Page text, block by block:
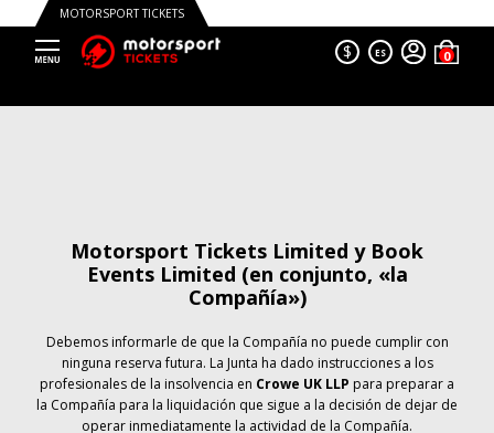
MOTORSPORT TICKETS
$ ES
Motorsport Tickets Limited y Book
Events Limited (en conjunto, «la
Compañía»)
Debemos informarle de que la Compañía no puede cumplir con
ninguna reserva futura. La Junta ha dado instrucciones a los
profesionales de la insolvencia en Crowe UK LLP para preparar a
la Compañía para la liquidación que sigue a la decisión de dejar de
operar inmediatamente la actividad de la Compañía.